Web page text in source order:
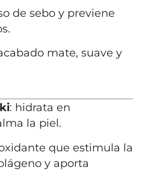
de sebo y previene
mate, suave y
: hidrata en
la piel.
que estimula la
y aporta